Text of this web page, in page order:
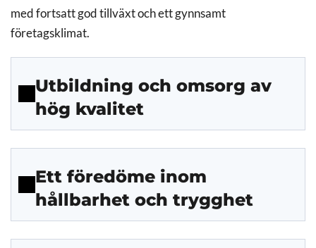
med fortsatt god tillväxt och ett gynnsamt
företagsklimat.
Utbildning och omsorg av
hög kvalitet
Ett föredöme inom
hållbarhet och trygghet